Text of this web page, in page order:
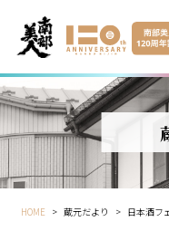
HOME > 蔵元だより > 日本酒フ